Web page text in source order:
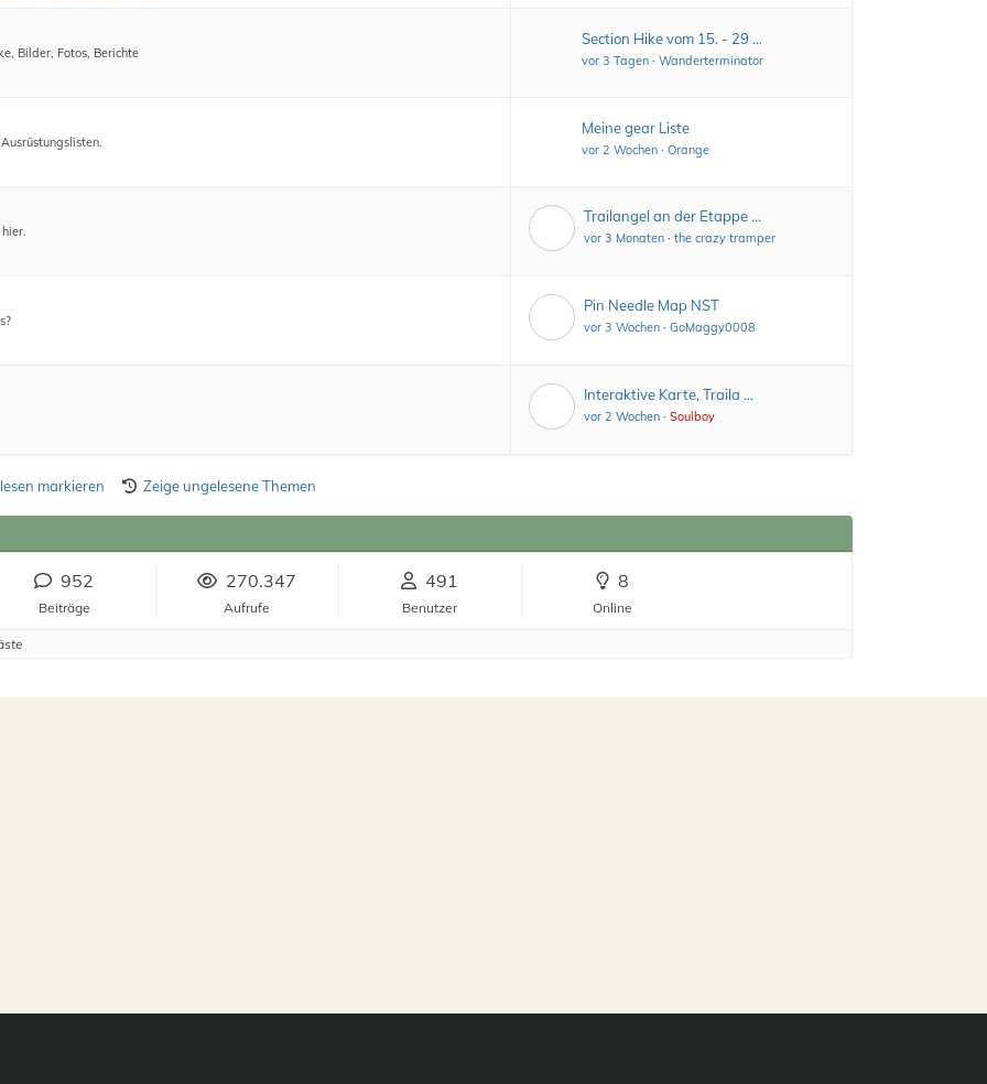
Bilder, Fotos, Berichte
Section Hike vom 15. - 29 …
vor 3 Tagen · Wanderterminator
Meine gear Liste
vor 2 Wochen · Orange
Trailangel an der Etappe …
vor 3 Monaten · the crazy tramper
Pin Needle Map NST
vor 3 Wochen · GoMaggy0008
Interaktive Karte, Traila …
vor 2 Wochen · Soulboy
markieren Zeige ungelesene Themen
952
Beiträge
270.347
Aufrufe
491
Benutzer
8
Online